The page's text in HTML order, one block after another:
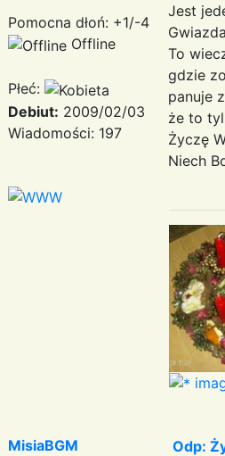
Pomocna dłoń: +1/-4
Offline
Płeć:
Debiut: 2009/02/03
Wiadomości: 197
Jest
To
gdzie
panuje
że to
Życzę
Niech
MisiaBGM
Odp: